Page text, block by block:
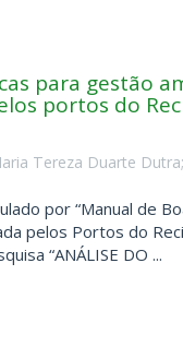
para gestão
portos do
Tereza Duarte Dutra;
por “Manual de
pelos Portos do
“ANÁLISE DO ...